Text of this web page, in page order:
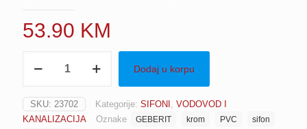
53.90 KM
PVC
samočisteći
krom
Dodaj u korpu
SKU: 23702 Kategorije: SIFONI , VODOVOD I
KANALIZACIJA
Oznake GEBERIT krom PVC
sifon